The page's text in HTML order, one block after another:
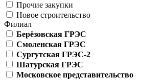
Прочие закупки
Новое строительство
Филиал
Берёзовская ГРЭС
Смоленская ГРЭС
Сургутская ГРЭС-2
Шатурская ГРЭС
Московское представительство